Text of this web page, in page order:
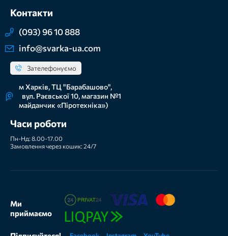
Контакти
(093) 96 10 888
info@svarka-ua.com
Зателефонуємо
м Харків, ТЦ "Барабашово",
вул. Раєвської 10, магазин №1
майданчик «Піротехніка»)
Часи роботи
Пн-Нд: 8.00-17.00
Замовлення через кошик: 24/7
Ми
приймаємо